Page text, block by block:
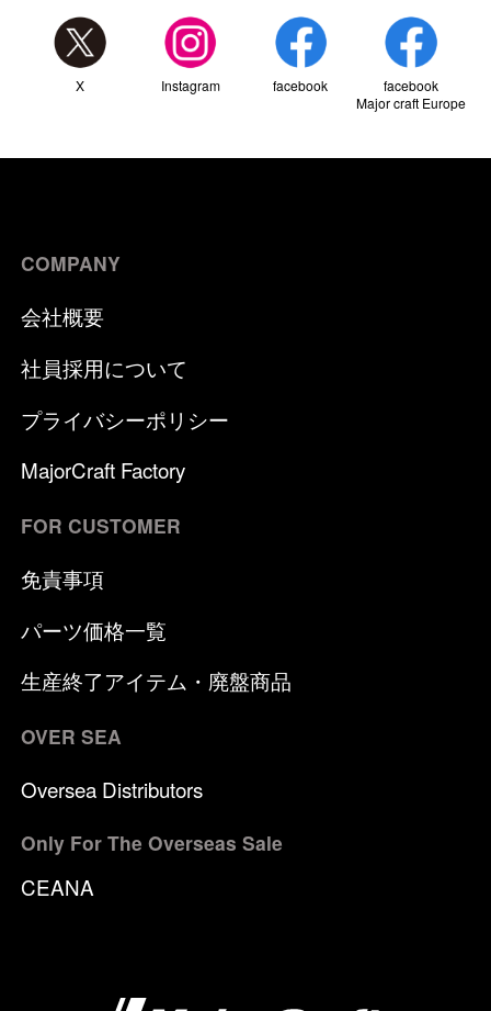
X Instagram facebook
facebook
Major craft Europe
COMPANY
会社概要
社員採用について
プライバシーポリシー
MajorCraft Factory
FOR CUSTOMER
免責事項
パーツ価格一覧
生産終了アイテム・廃盤商品
OVER SEA
Oversea Distributors
Only For The Overseas Sale
CEANA